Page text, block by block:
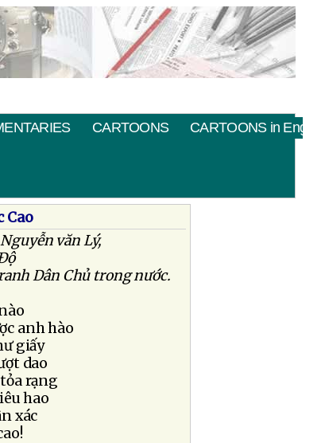
CARTOONS CARTOONS in English
Cao
văn Lý,
Dân Chủ trong nước.
anh hào
giấy
dao
rạng
hao
xác